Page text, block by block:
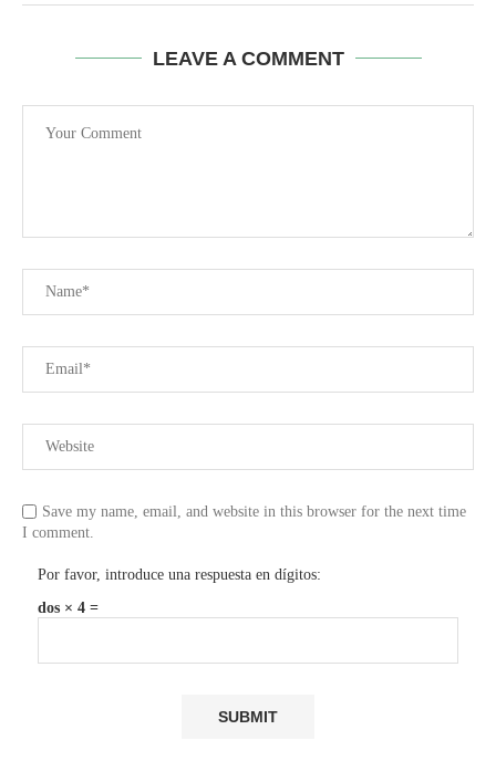
LEAVE A COMMENT
Save my name, email, and website in this browser for the next time
I comment.
Por favor, introduce una respuesta en dígitos:
dos × 4 =